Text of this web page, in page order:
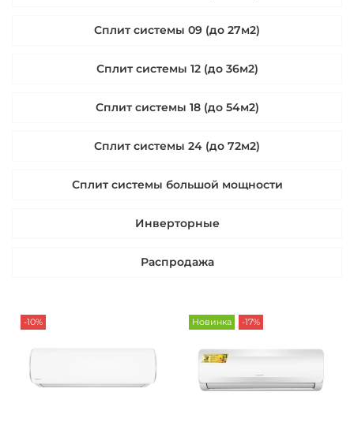
Сплит системы 09 (до 27м2)
Сплит системы 12 (до 36м2)
Сплит системы 18 (до 54м2)
Сплит системы 24 (до 72м2)
Сплит системы большой мощности
Инверторные
Распродажа
-10% Новинка -17%